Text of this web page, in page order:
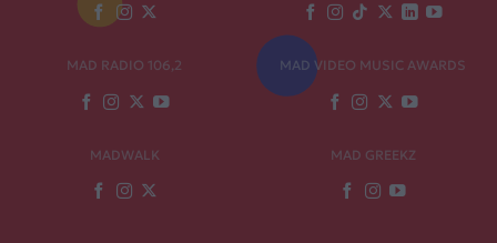
MAD RADIO 106,2 MAD VIDEO MUSIC AWARDS
MADWALK MAD GREEKZ